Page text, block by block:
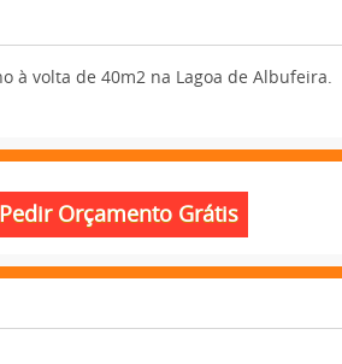
à volta de 40m2 na Lagoa de Albufeira.